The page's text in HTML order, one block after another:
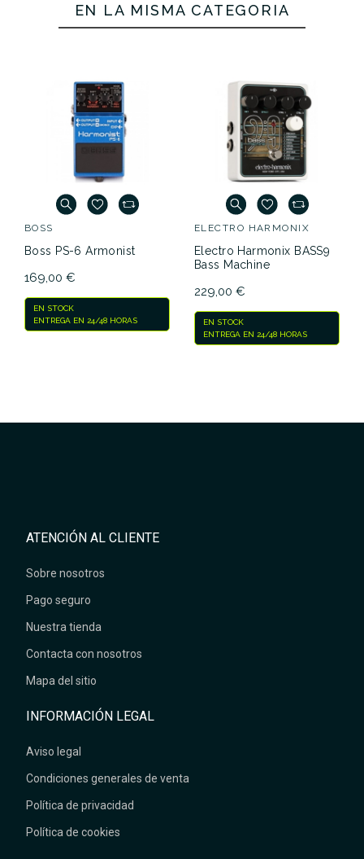
EN LA MISMA CATEGORÍA
BOSS
Boss PS-6 Armonist
169,00 €
EN STOCK
ENTREGA EN 24/48 HORAS
ELECTRO HARMONIX
Electro Harmonix BASS9
Bass Machine
229,00 €
EN STOCK
ENTREGA EN 24/48 HORAS
ATENCIÓN AL CLIENTE
Sobre nosotros
Pago seguro
Nuestra tienda
Contacta con nosotros
Mapa del sitio
INFORMACIÓN LEGAL
Aviso legal
Condiciones generales de venta
Política de privacidad
Política de cookies